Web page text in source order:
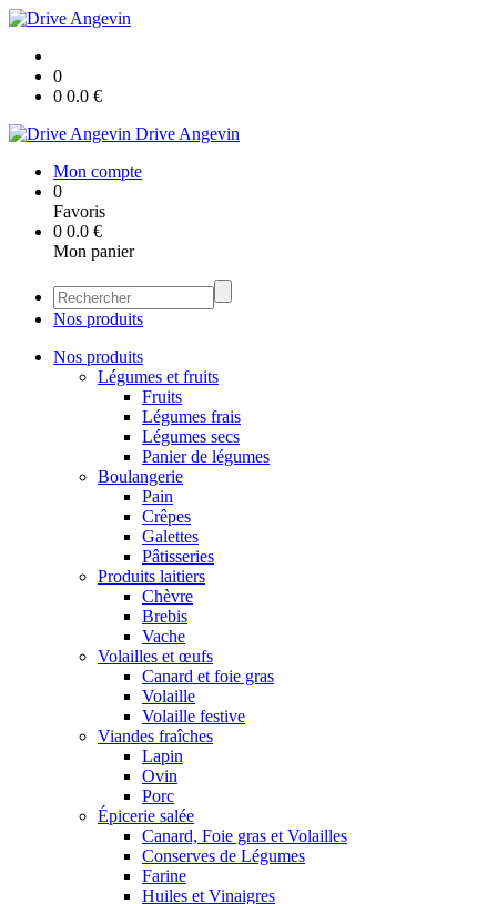
0
0 0.0 €
Drive Angevin
Mon compte
0
Favoris
0 0.0 €
Mon panier
Nos produits
Nos produits
Légumes et fruits
Fruits
Légumes frais
Légumes secs
Panier de légumes
Boulangerie
Pain
Crêpes
Galettes
Pâtisseries
Produits laitiers
Chèvre
Brebis
Vache
Volailles et œufs
Canard et foie gras
Volaille
Volaille festive
Viandes fraîches
Lapin
Ovin
Porc
Épicerie salée
Canard, Foie gras et Volailles
Conserves de Légumes
Farine
Huiles et Vinaigres